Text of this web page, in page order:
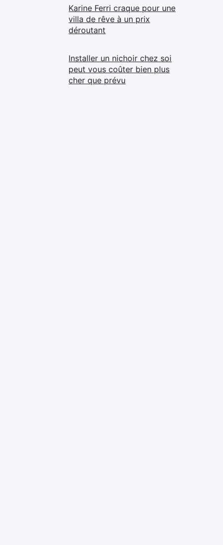
Karine Ferri craque pour une
villa de rêve à un prix
déroutant
Installer un nichoir chez soi
peut vous coûter bien plus
cher que prévu